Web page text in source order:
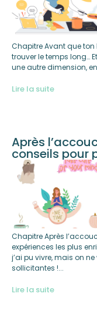
Chapitre Avant que ton
trouver le temps long…
une autre dimension,
Lire la suite
Après
conseils pour
Chapitre Après
expériences les plus
j’ai pu vivre, mais on
sollicitantes !...
Lire la suite